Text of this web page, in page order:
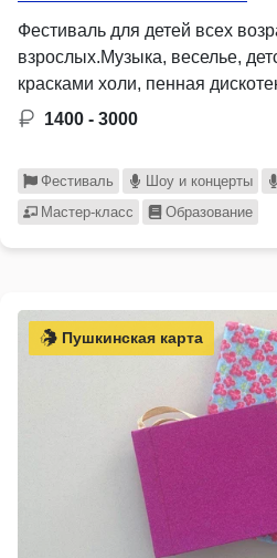
Фестиваль для детей всех
взрослых.Музыка, веселье,
красками холи, пенная
1400 - 3000
Фестиваль Шоу и концерты
Мастер-класс
Образование
Пушкинская карта